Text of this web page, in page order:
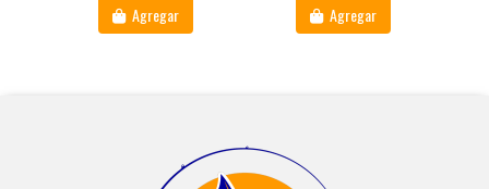
Agregar Agregar